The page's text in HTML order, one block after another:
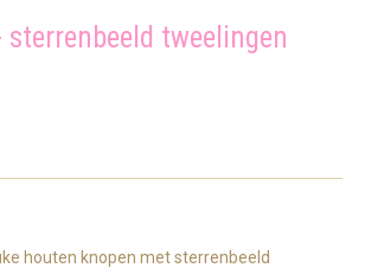
tweelingen
houten knopen met sterrenbeeld